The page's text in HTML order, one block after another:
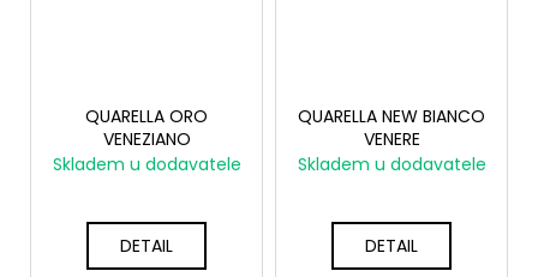
QUARELLA ORO
VENEZIANO
Skladem u dodavatele
DETAIL
QUARELLA NEW BIANCO
VENERE
Skladem u dodavatele
DETAIL